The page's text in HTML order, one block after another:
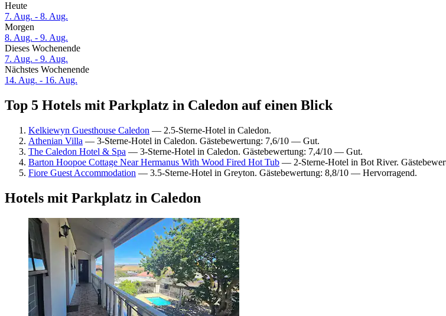
Heute
7. Aug. - 8. Aug.
Morgen
8. Aug. - 9. Aug.
Dieses Wochenende
7. Aug. - 9. Aug.
Nächstes Wochenende
14. Aug. - 16. Aug.
Top 5 Hotels mit Parkplatz in Caledon auf einen Blick
Kelkiewyn Guesthouse Caledon — 2.5-Sterne-Hotel in Caledon.
Athenian Villa — 3-Sterne-Hotel in Caledon. Gästebewertung: 7,6/10 — Gut.
The Caledon Hotel & Spa — 3-Sterne-Hotel in Caledon. Gästebewertung: 7,4/10 — Gut.
Barton Hoopoe Cottage Near Hermanus With Wood Fired Hot Tub — 2-Sterne-Hotel in Bot River.
Fiore Guest Accommodation — 3.5-Sterne-Hotel in Greyton. Gästebewertung: 8,8/10 — Hervorragend.
Hotels mit Parkplatz in Caledon